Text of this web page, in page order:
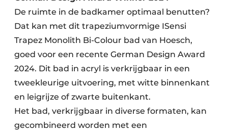
De ruimte in de badkamer optimaal benutten?
Dat kan met dit trapeziumvormige ISensi
Trapez Monolith Bi-Colour bad van Hoesch,
goed voor een recente German Design Award
2024. Dit bad in acryl is verkrijgbaar in een
tweekleurige uitvoering, met witte binnenkant
en leigrijze of zwarte buitenkant.
Het bad, verkrijgbaar in diverse formaten, kan
gecombineerd worden met een